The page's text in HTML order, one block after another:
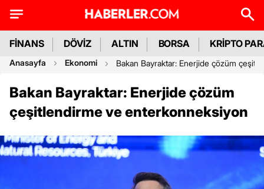
FİNANS DÖVİZ ALTIN BORSA KRİPTO
Anasayfa Ekonomi Bakan Bayraktar: Enerjide çözüm
Bakan Bayraktar: Enerjide çözüm
çeşitlendirme ve enterkonneksiyon